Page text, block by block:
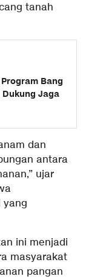
tanah
Bang
Jaga
dan
antara
ujar
yang
ini menjadi
masyarakat
pangan